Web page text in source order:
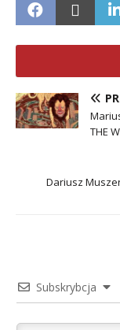
THE
Dariusz
Subskrybcja